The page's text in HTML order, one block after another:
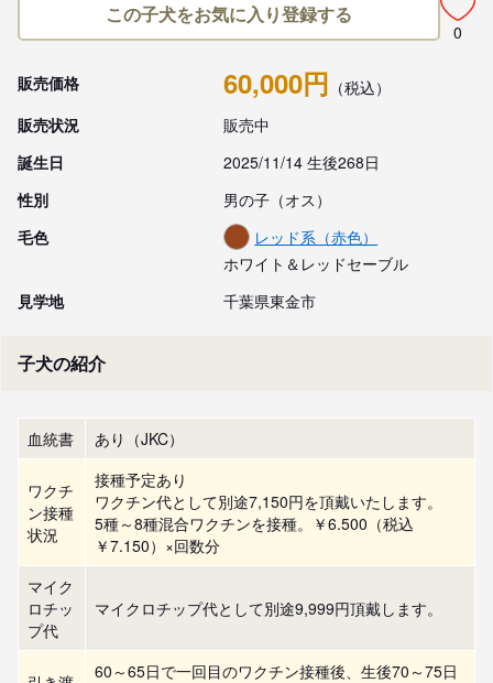
この子犬をお気に入り登録する
0
販売価格 60,000円 （税込）
販売状況
販売中
誕生日
2025/11/14 生後268日
性別
男の子（オス）
毛色
レッド系（赤色）
ホワイト＆レッドセーブル
見学地
千葉県東金市
子犬の紹介
血統書 あり（JKC）
ワクチ
ン接種
状況
接種予定あり
ワクチン代として別途7,150円を頂戴いたします。
5種～8種混合ワクチンを接種。￥6.500（税込
￥7.150）×回数分
マイク
ロチッ
プ代
マイクロチップ代として別途9,999円頂戴します。
60～65日で一回目のワクチン接種後、生後70～75日